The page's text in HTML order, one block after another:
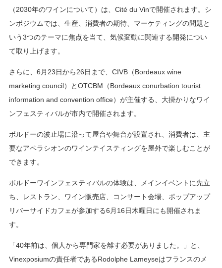
（2030年のワインについて）は、Cité du Vinで開催されます。シ
ンポジウムでは、生産、消費者の期待、マーケティングの問題と
いう3つのテーマに焦点を当て、気候変動に関連する開発につい
て取り上げます。
さらに、6月23日から26日まで、CIVB（Bordeaux wine
marketing council）とOTCBM（Bordeaux conurbation tourist
information and convention office）が主催する、大掛かりなワイ
ンフェスティバルが市内で開催されます。
ボルドーの波止場に沿って屋台や舞台が設置され、消費者は、主
要なアペラシオンのワインテイスティングを屋外で楽しむことが
できます。
ボルドーワインフェスティバルの体験は、メインイベントに先立
ち、レストラン、ワイン販売店、コンサート会場、ポップアップ
リバーサイドカフェが参加する6月16日木曜日にも開催されま
す。
「40年前は、個人から専門家を離す必要がありました。」と、
Vinexposiumの責任者であるRodolphe Lameyseはフランスのメ